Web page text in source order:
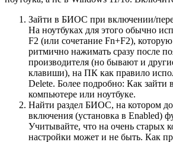
Зайти в БИОС при включении/
На ноутбуках для этого обычно
F2 (или сочетание Fn+F2),
ритмично нажимать сразу после
производителя (но бывают и
клавиши), на ПК как правило
Delete. Более подробно: Как
компьютере или ноутбуке.
Найти раздел БИОС, на котором
включения (установка в Enabled)
Учитывайте, что на очень старых
настройки может и не быть. Как